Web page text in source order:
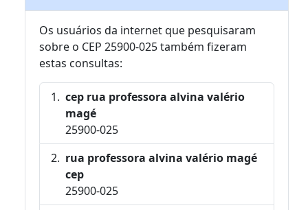
Os usuários da internet que pesquisaram
sobre o CEP 25900-025 também fizeram
estas consultas:
cep rua professora alvina valério
magé
25900-025
rua professora alvina valério magé
cep
25900-025